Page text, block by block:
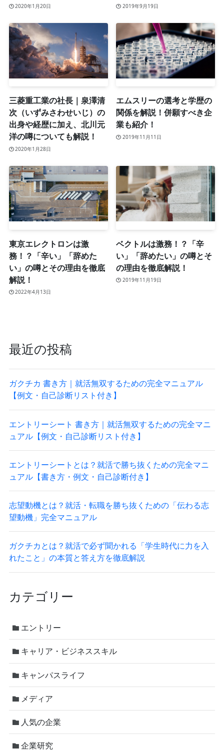
2020年1月20日 2019年9月19日
三菱重工業の社長｜泉澤清
次（いずみさわせいじ）の
出身や経歴に加え、北川元
洋の噂についても解説！
2020年1月28日
エムスリーの選考と学歴の
関係を解説！併願すべき企
業も紹介！
2019年11月11日
東京エレクトロンは激
務！？「辛い」「辞めた
い」の噂とその理由を徹底
解説！
2022年4月13日
ベクトルは激務！？「辛
い」「辞めたい」の噂とそ
の理由を徹底解説！
2019年11月19日
最近の投稿
ガクチカ 書き方｜就活無双するための完全マニュアル
【例文・自己診断リスト付き】
エントリーシート 書き方｜就活無双するための完全マニ
ュアル【例文・自己診断リスト付き】
エントリーシートとは？就活で勝ち抜くための完全マニ
ュアル【書き方・例文・自己診断付き】
志望動機とは？就活・転職を勝ち抜くための「伝わる志
望動機」完全マニュアル
ガクチカとは？就活で必ず聞かれる「学生時代に力を入
れたこと」の本質と答え方を徹底解説
カテゴリー
エントリー
キャリア・ビジネススキル
キャンパスライフ
メディア
人気の企業
企業研究